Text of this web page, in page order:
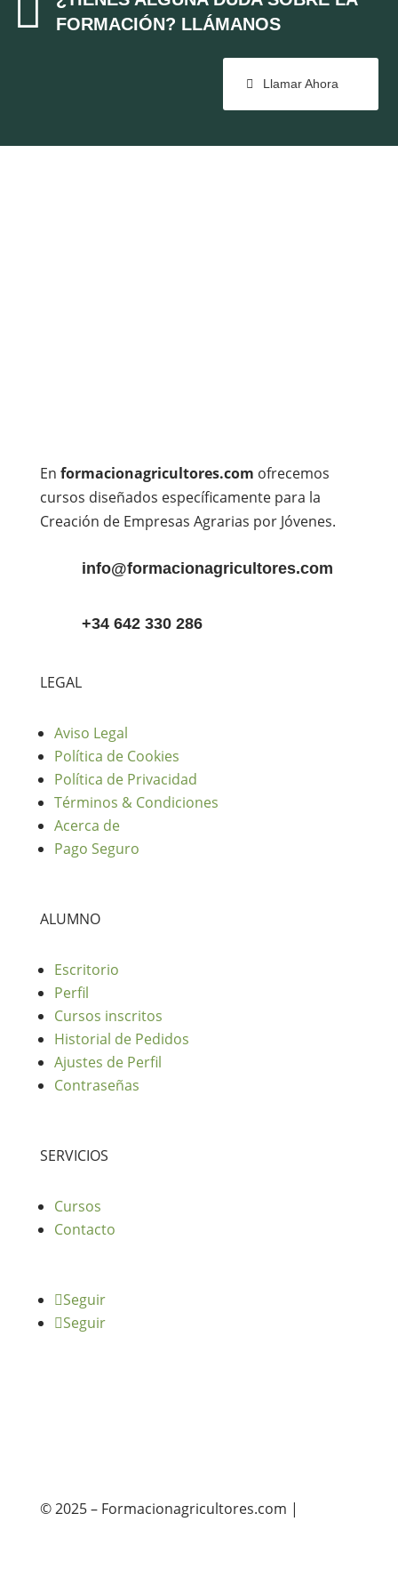

FORMACIÓN? LLÁMANOS
Llamar Ahora
En formacionagricultores.com ofrecemos
cursos diseñados específicamente para la
Creación de Empresas Agrarias por Jóvenes.
info@formacionagricultores.com
+34 642 330 286
LEGAL
Aviso Legal
Política de Cookies
Política de Privacidad
Términos & Condiciones
Acerca de
Pago Seguro
ALUMNO
Escritorio
Perfil
Cursos inscritos
Historial de Pedidos
Ajustes de Perfil
Contraseñas
SERVICIOS
Cursos
Contacto
Seguir
Seguir
© 2025 – Formacionagricultores.com |